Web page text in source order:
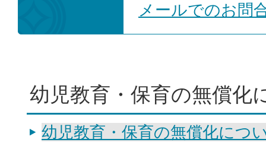
メールでのお問
幼児教育・保育の無償化
幼児教育・保育の無償化につ